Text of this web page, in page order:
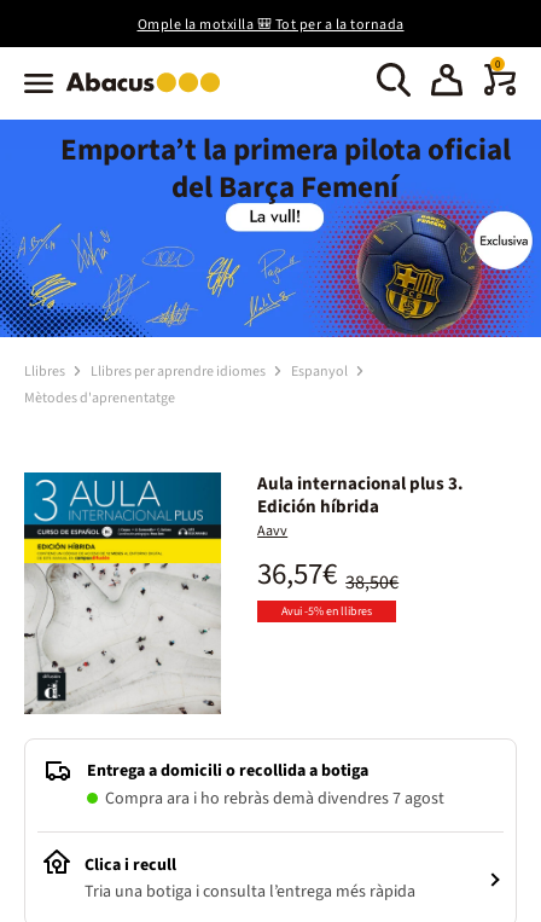
Omple la motxilla 🎒 Tot per a la tornada
0
Emporta’t la primera pilota oficial
del Barça Femení
Llibres Llibres per aprendre idiomes
Espanyol
Mètodes d'aprenentatge
Aula internacional plus 3.
Edición híbrida
Aavv
38,50€
36,57€
Avui -5% en llibres
Entrega a domicili o recollida a botiga
Compra ara i ho rebràs demà divendres 7 agost
Clica i recull
Tria una botiga i consulta l’entrega més ràpida